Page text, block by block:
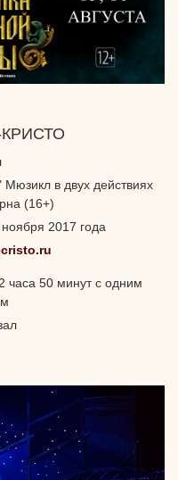
в двух действиях
(16+)
2017 года
часа 50 минут с одним